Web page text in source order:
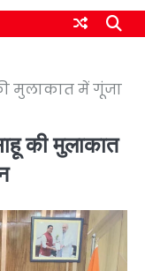
मुलाकात में गूंजा
की मुलाकात